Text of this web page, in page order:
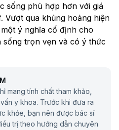
sống phù hợp hơn với giá
Vượt qua khủng hoảng hiện
ý nghĩa cố định cho
trọn vẹn và có ý thức
mang tính chất tham khảo,
y khoa. Trước khi đưa ra
khỏe, bạn nên được bác sĩ
trị theo hướng dẫn chuyên